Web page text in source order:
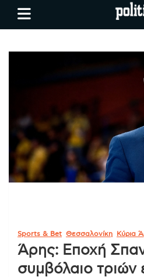
Skip
Θεσσαλονίκη,
όλο
politic.gr
Sports & Bet Θεσσαλονίκη Κύρια
Άρης: Εποχή
συμβόλαιο τριών